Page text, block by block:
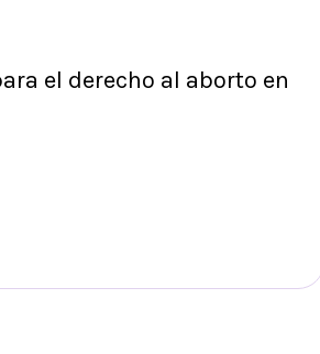
el derecho al aborto en